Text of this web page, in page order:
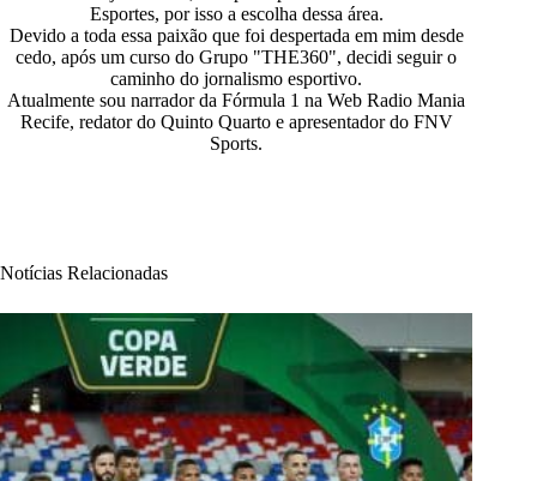
Esportes, por isso a escolha dessa área.
Devido a toda essa paixão que foi despertada em mim desde
cedo, após um curso do Grupo "THE360", decidi seguir o
caminho do jornalismo esportivo.
Atualmente sou narrador da Fórmula 1 na Web Radio Mania
Recife, redator do Quinto Quarto e apresentador do FNV
Sports.
Notícias Relacionadas